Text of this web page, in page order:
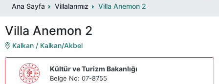
Ana Sayfa Villalarımız Villa Anemon 2
Villa Anemon 2
Kalkan / Kalkan/Akbel
Kültür ve Turizm Bakanlığı
Belge No: 07-8755